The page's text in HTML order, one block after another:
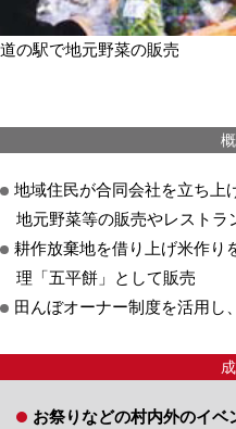
道の駅で地元野菜の販売
地域住民が合同会社を立ち上
地元野菜等の販売やレストラ
耕作放棄地を借り上げ米作り
理「五平餅」として販売
田んぼオーナー制度を活用し
お祭りなどの村内外のイ